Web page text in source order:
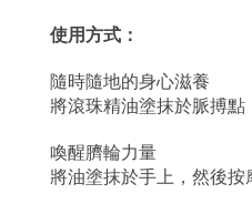
使用方式：
隨時隨地的身心滋養
將滾珠精油塗抹於脈搏
喚醒臍輪力量
將油塗抹於手上，然後按